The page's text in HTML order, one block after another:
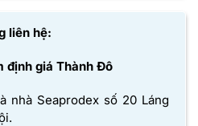
liên hệ:
định giá Thành Đô
nhà Seaprodex số 20 Láng